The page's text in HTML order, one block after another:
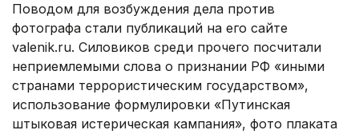
Поводом для возбуждения дела против
фотографа стали публикаций на его сайте
valenik.ru. Силовиков среди прочего посчитали
неприемлемыми слова о признании РФ «иными
странами террористическим государством»,
использование формулировки «Путинская
штыковая истерическая кампания», фото плаката